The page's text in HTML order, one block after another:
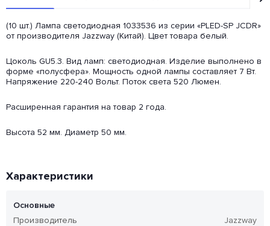
(10 шт.) Лампа светодиодная 1033536 из серии «PLED-SP JCDR»
от производителя Jazzway (Китай). Цвет товара белый.
Цоколь GU5.3. Вид ламп: светодиодная. Изделие выполнено в
форме «полусфера». Мощность одной лампы составляет 7 Вт.
Напряжение 220-240 Вольт. Поток света 520 Люмен.
Расширенная гарантия на товар 2 года.
Высота 52 мм. Диаметр 50 мм.
Характеристики
Основные
Производитель
Jazzway